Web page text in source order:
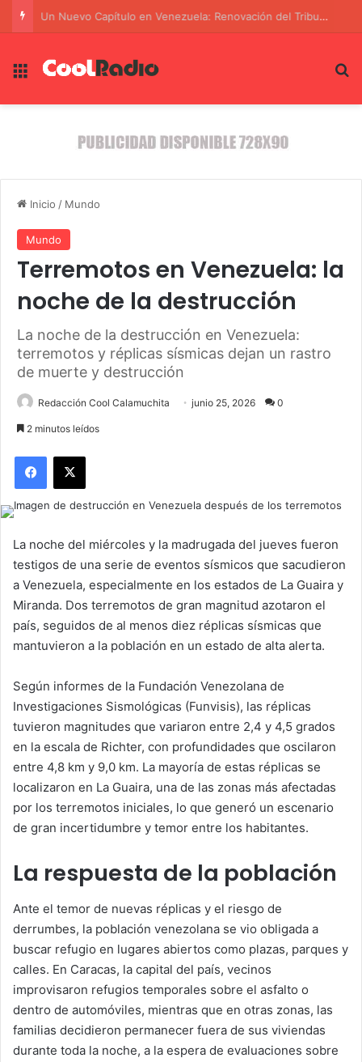
El Querellante Martín Romeo Lucha por la Revocación de su Apartamiento en el Caso $LIBRA
Menú
Inicio / Mundo
Mundo
Terremotos en Venezuela: la
noche de la destrucción
La noche de la destrucción en Venezuela:
terremotos y réplicas sísmicas dejan un rastro
de muerte y destrucción
Redacción Cool Calamuchita junio 25, 2026 0
2 minutos leídos
Facebook
X
La noche del miércoles y la madrugada del jueves fueron
testigos de una serie de eventos sísmicos que sacudieron
a Venezuela, especialmente en los estados de La Guaira y
Miranda. Dos terremotos de gran magnitud azotaron el
país, seguidos de al menos diez réplicas sísmicas que
mantuvieron a la población en un estado de alta alerta.
Según informes de la Fundación Venezolana de
Investigaciones Sismológicas (Funvisis), las réplicas
tuvieron magnitudes que variaron entre 2,4 y 4,5 grados
en la escala de Richter, con profundidades que oscilaron
entre 4,8 km y 9,0 km. La mayoría de estas réplicas se
localizaron en La Guaira, una de las zonas más afectadas
por los terremotos iniciales, lo que generó un escenario
de gran incertidumbre y temor entre los habitantes.
La respuesta de la población
Ante el temor de nuevas réplicas y el riesgo de
derrumbes, la población venezolana se vio obligada a
buscar refugio en lugares abiertos como plazas, parques y
calles. En Caracas, la capital del país, vecinos
improvisaron refugios temporales sobre el asfalto o
dentro de automóviles, mientras que en otras zonas, las
familias decidieron permanecer fuera de sus viviendas
durante toda la noche, a la espera de evaluaciones sobre